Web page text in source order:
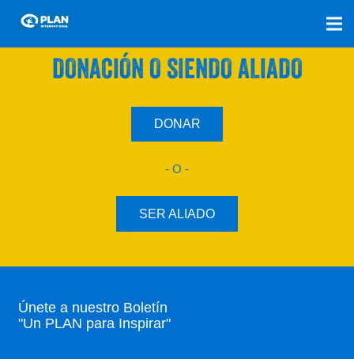
SÚMATE A NUESTRO PLAN CON UNA
DONACIÓN O SIENDO ALIADO
DONAR
- O -
SER ALIADO
Únete a nuestro Boletín
"Un PLAN para Inspirar"